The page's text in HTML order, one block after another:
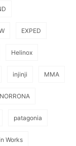
EXPED
Helinox
injinji MMA
NORRONA
patagonia
Works